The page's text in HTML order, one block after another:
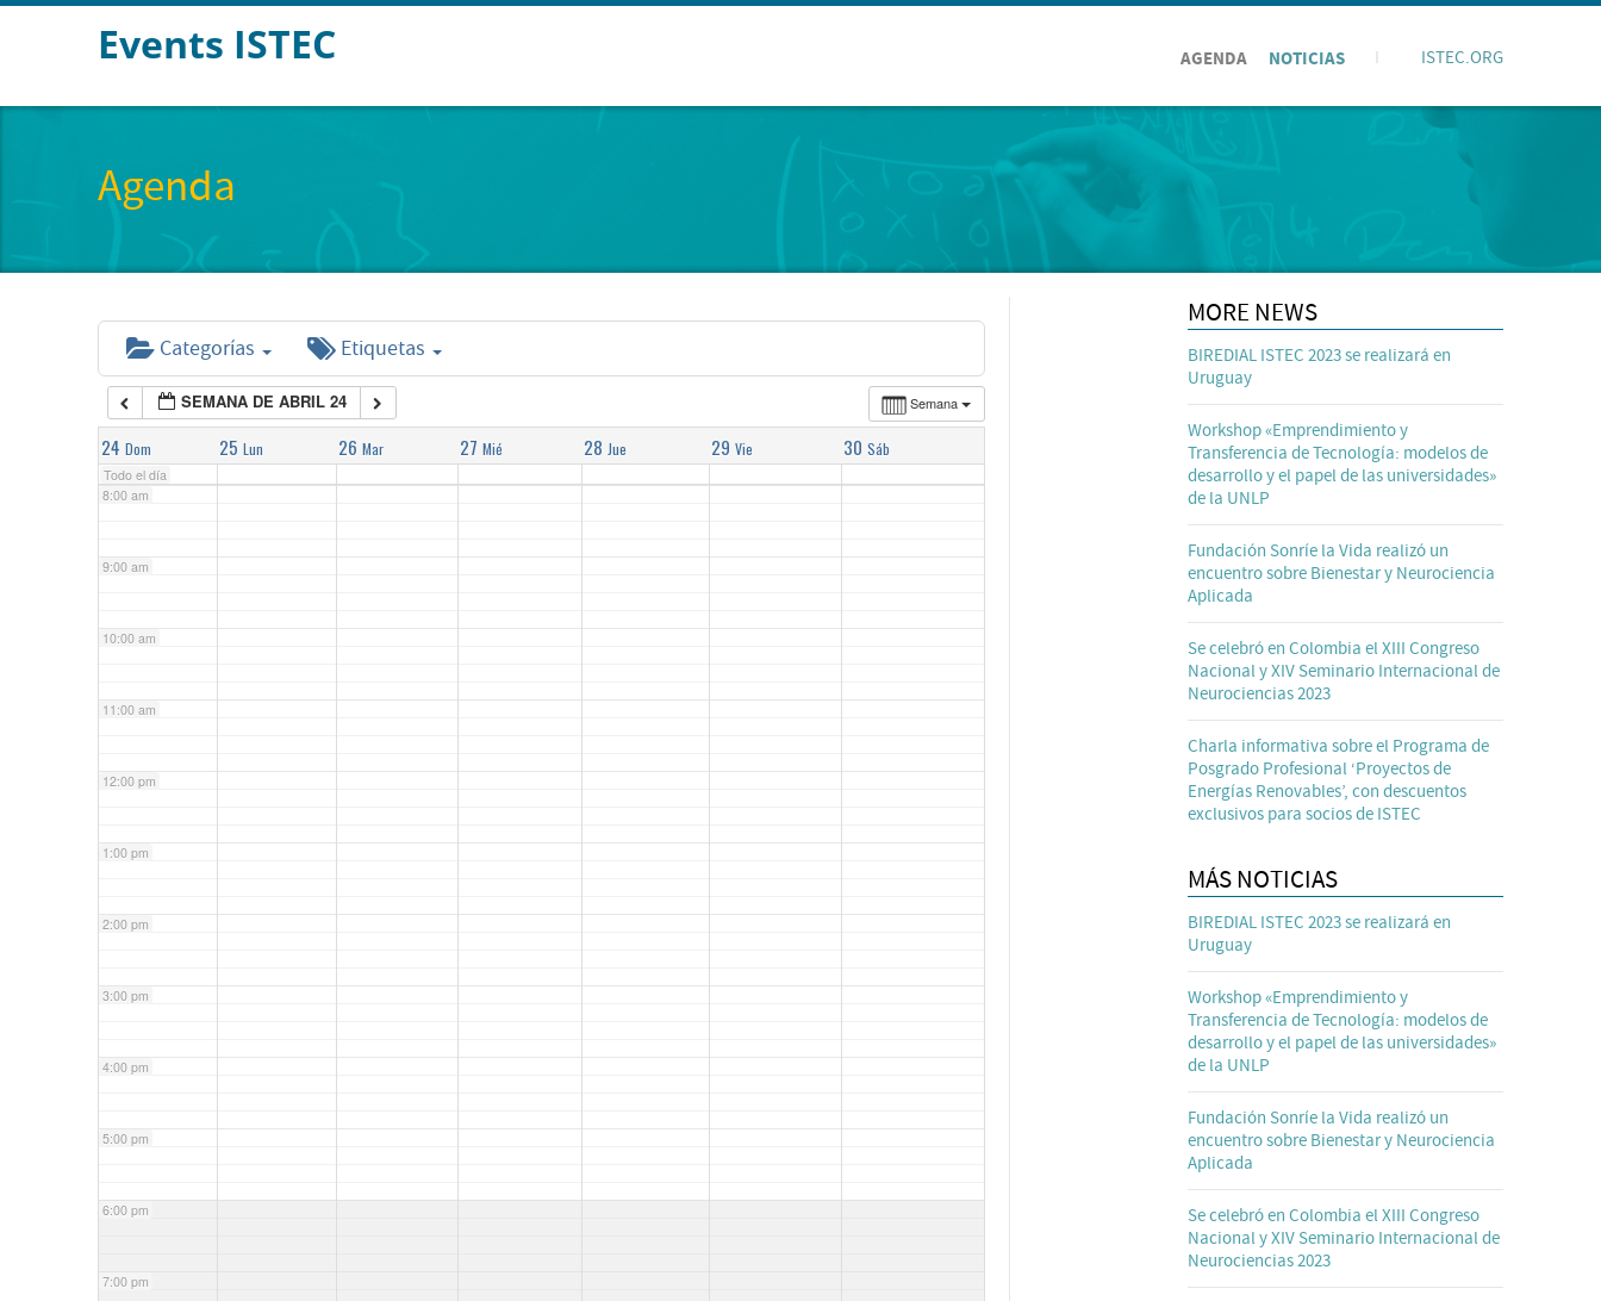
Events ISTEC AGENDA NOTICIAS ISTEC.ORG
Agenda
Categorías Etiquetas
Semana
SEMANA DE ABRIL 24
24 Dom 25 Lun 26 Mar 27 Mié 28 Jue 29 Vie 30 Sáb
Todo el día
4:00 am
6:00 am
7:00 am
8:00 am
9:00 am
10:00 am
11:00 am
12:00 pm
1:00 pm
2:00 pm
3:00 pm
4:00 pm
5:00 pm
6:00 pm
7:00 pm
MORE NEWS
BIREDIAL ISTEC 2023 se realizará en
Uruguay
Workshop «Emprendimiento y
Transferencia de Tecnología: modelos de
desarrollo y el papel de las universidades»
de la UNLP
Fundación Sonríe la Vida realizó un
encuentro sobre Bienestar y Neurociencia
Aplicada
Se celebró en Colombia el XIII Congreso
Nacional y XIV Seminario Internacional de
Neurociencias 2023
Charla informativa sobre el Programa de
Posgrado Profesional ‘Proyectos de
Energías Renovables’, con descuentos
exclusivos para socios de ISTEC
MÁS NOTICIAS
BIREDIAL ISTEC 2023 se realizará en
Uruguay
Workshop «Emprendimiento y
Transferencia de Tecnología: modelos de
desarrollo y el papel de las universidades»
de la UNLP
Fundación Sonríe la Vida realizó un
encuentro sobre Bienestar y Neurociencia
Aplicada
Se celebró en Colombia el XIII Congreso
Nacional y XIV Seminario Internacional de
Neurociencias 2023